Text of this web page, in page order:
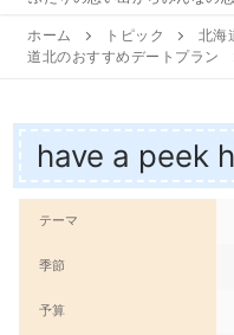
プ
ホーム トピック
北海
道北のおすすめデートプラン
have a peek
テーマ
季節
予算